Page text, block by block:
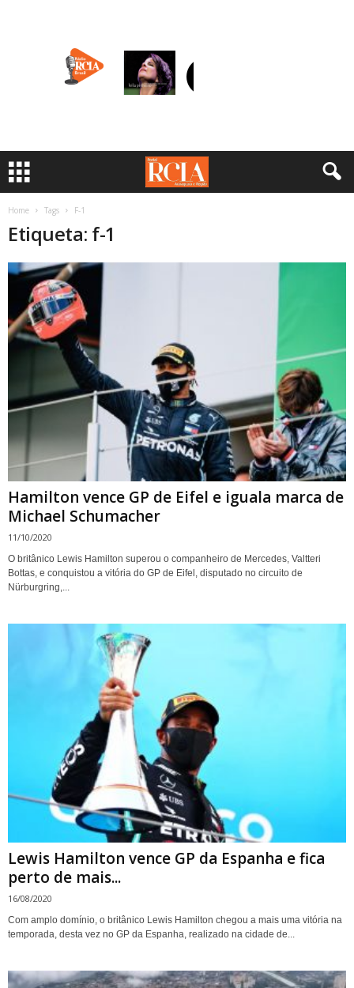
Home Tags F-1
Etiqueta: f-1
Hamilton vence GP de Eifel e iguala marca de
Michael Schumacher
11/10/2020
O britânico Lewis Hamilton superou o companheiro de Mercedes, Valtteri
Bottas, e conquistou a vitória do GP de Eifel, disputado no circuito de
Nürburgring,...
Lewis Hamilton vence GP da Espanha e fica
perto de mais...
16/08/2020
Com amplo domínio, o britânico Lewis Hamilton chegou a mais uma vitória na
temporada, desta vez no GP da Espanha, realizado na cidade de...